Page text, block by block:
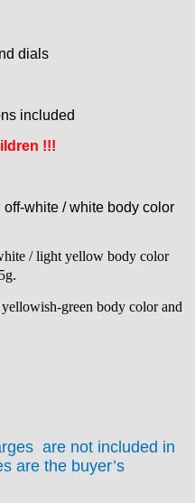
dials
included
!!!
off-white / white body color
/ light yellow body color
green body color and
are not included in
are the buyer’s